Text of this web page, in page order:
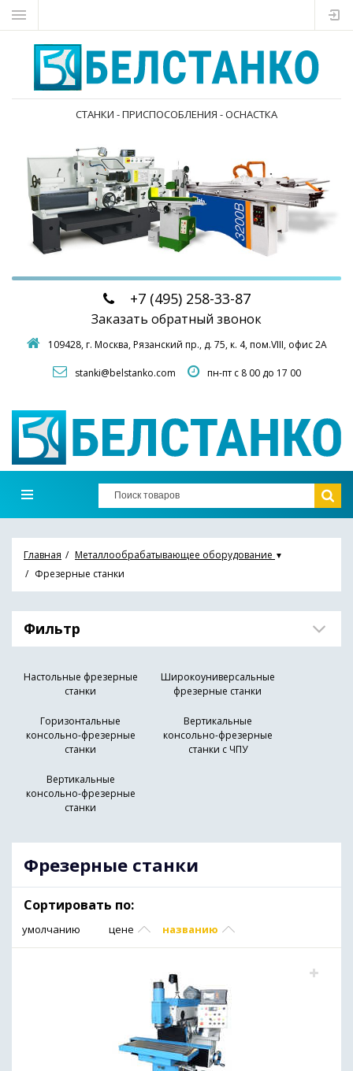
СТАНКИ - ПРИСПОСОБЛЕНИЯ - ОСНАСТКА
+7 (495)258-33-87
Заказать обратный звонок
109428, г. Москва,Рязанский пр., д. 75, к. 4, пом.VIII, офис 2А
stanki@belstanko.com пн-пт с 8 00 до 17 00
Главная Металлообрабатывающее оборудование ▼
Фрезерные станки
Фильтр
Настольные фрезерные
станки
Широкоуниверсальные
фрезерные станки
Горизонтальные
консольно-фрезерные
станки
Вертикальные
консольно-фрезерные
станки с ЧПУ
Вертикальные
консольно-фрезерные
станки
Фрезерные станки
Сортировать по:
умолчанию цене названию